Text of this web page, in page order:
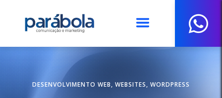
DESENVOLVIMENTO WEB, WEBSITES, WORDPRESS